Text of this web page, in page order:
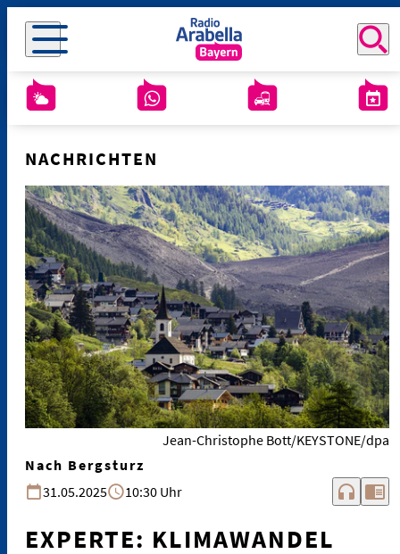
NACHRICHTEN
Jean-Christophe Bott/KEYSTONE/dpa
Nach Bergsturz
31.05.2025
10:30 Uhr headphones chrome_reader_mode
EXPERTE: KLIMAWANDEL